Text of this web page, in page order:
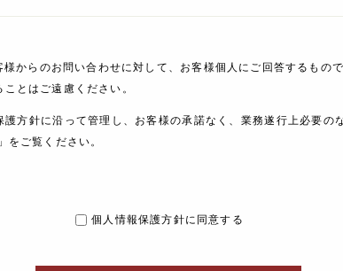
からのお問い合わせに対して、お客様個人にご回答するもの
とはご遠慮ください。
方針に沿って管理し、お客様の承諾なく、業務遂行上必要の
をご覧ください。
個人情報保護方針に同意する